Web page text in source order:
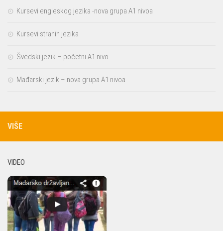
Kursevi engleskog jezika -nova grupa A1 nivoa
Kursevi stranih jezika
Švedski jezik – početni A1 nivo
Mađarski jezik – nova grupa A1 nivoa
VIŠE
VIDEO